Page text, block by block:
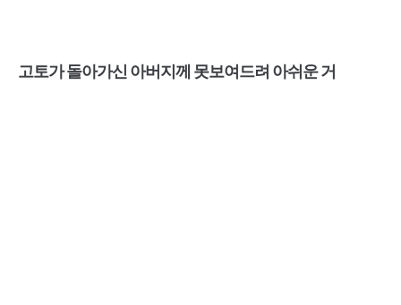
고토가 돌아가신 아버지께 못보여드려 아쉬운 거